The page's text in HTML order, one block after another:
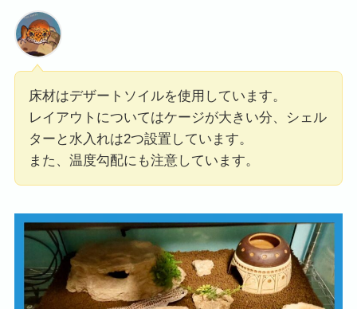
床材はデザートソイルを使用しています。
レイアウトについてはケージが大きい分、シェル
ターと水入れは2つ設置しています。
また、温度勾配にも注意しています。